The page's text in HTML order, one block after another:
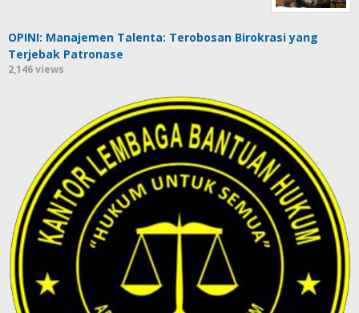
OPINI: Manajemen Talenta: Terobosan Birokrasi yang
Terjebak Patronase
2,146 views